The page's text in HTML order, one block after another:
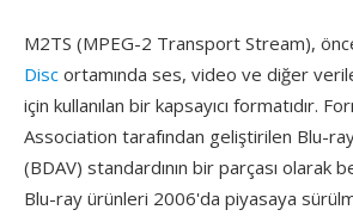
M2TS (MPEG-2 Transport Stream),
Disc ortamında ses, video ve diğer
için kullanılan bir kapsayıcı formatıdır.
Association tarafından geliştirilen Blu-
(BDAV) standardının bir parçası olarak
Blu-ray ürünleri 2006'da piyasaya